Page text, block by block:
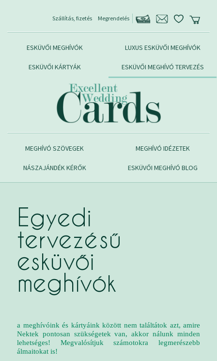
Szállítás, fizetés Megrendelés
ESKÜVŐI MEGHÍVÓK LUXUS ESKÜVŐI MEGHÍVÓK
ESKÜVŐI KÁRTYÁK ESKÜVŐI MEGHÍVÓ TERVEZÉS
MEGHÍVÓ SZÖVEGEK MEGHÍVÓ IDÉZETEK
NÁSZAJÁNDÉK KÉRŐK ESKÜVŐI MEGHÍVÓ BLOG
Egyedi
tervezésű
esküvői
meghívók
a meghívóink és kártyáink között nem találtátok azt, amire
Nektek pontosan szükségetek van, akkor nálunk minden
lehetséges! Megvalósítjuk számotokra legmerészebb
álmaitokat is!